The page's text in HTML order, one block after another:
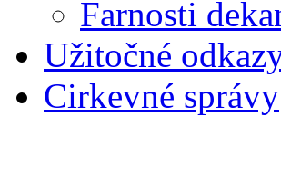
Farnosti
Užitočné
Cirkevné správy